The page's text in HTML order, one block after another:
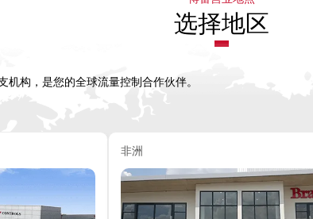
选择地区
构，是您的全球流量控制合作伙伴。
非洲